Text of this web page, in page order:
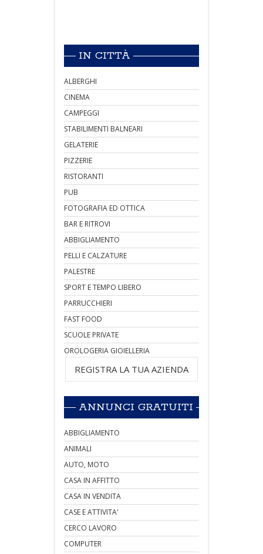
IN CITTÀ
ALBERGHI
CINEMA
CAMPEGGI
STABILIMENTI BALNEARI
GELATERIE
PIZZERIE
RISTORANTI
PUB
FOTOGRAFIA ED OTTICA
BAR E RITROVI
ABBIGLIAMENTO
PELLI E CALZATURE
PALESTRE
SPORT E TEMPO LIBERO
PARRUCCHIERI
FAST FOOD
SCUOLE PRIVATE
OROLOGERIA GIOIELLERIA
REGISTRA LA TUA AZIENDA
ANNUNCI GRATUITI
ABBIGLIAMENTO
ANIMALI
AUTO, MOTO
CASA IN AFFITTO
CASA IN VENDITA
CASE E ATTIVITA'
CERCO LAVORO
COMPUTER